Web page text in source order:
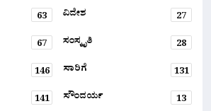
63 ವಿದೇಶ
27
67 ಸಂಸ್ಕೃತಿ
28
146 ಸಾರಿಗೆ
131
141 ಸೌಂದರ್ಯ 13